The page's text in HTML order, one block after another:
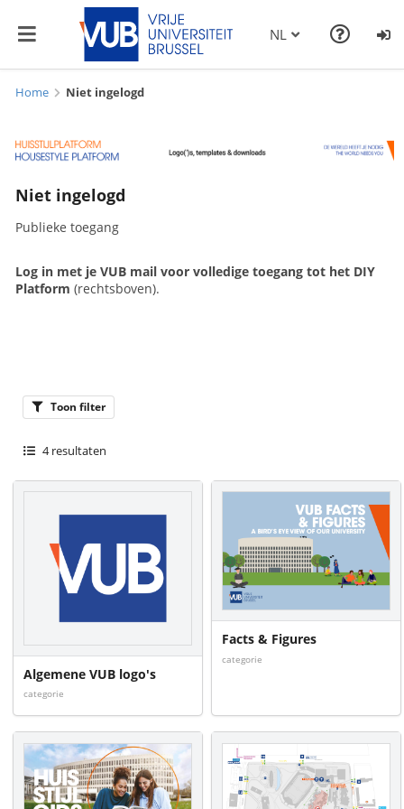
NL
Home Niet ingelogd
Niet ingelogd
Publieke toegang
Log in met je VUB mail voor volledige toegang tot het DIY
Platform (rechtsboven).
Toon filter
4resultaten
Algemene VUB logo's
categorie
Facts & Figures
categorie